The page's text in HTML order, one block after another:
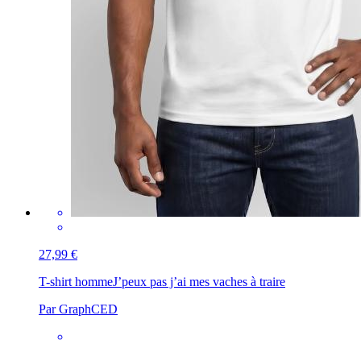
27,99 €
T-shirt hommeJ’peux pas j’ai mes vaches à traire
Par GraphCED